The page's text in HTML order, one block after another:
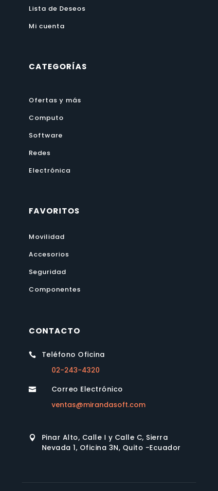
Lista de Deseos
Mi cuenta
CATEGORÍAS
Ofertas y más
Computo
Software
Redes
Electrónica
FAVORITOS
Movilidad
Accesorios
Seguridad
Componentes
CONTACTO

Teléfono Oficina
02-243-4320

Correo Electrónico
ventas@mirandasoft.com

Pinar Alto, Calle I y Calle C, Sierra
Nevada 1, Oficina 3N, Quito -Ecuador